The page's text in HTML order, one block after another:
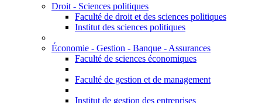
Droit - Sciences politiques
Faculté de droit et des sciences politiques
Institut des sciences politiques
Économie - Gestion - Banque - Assurances
Faculté de sciences économiques
Faculté de gestion et de management
Institut de gestion des entreprises